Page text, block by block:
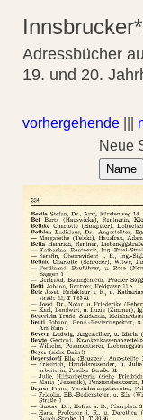
Adressbücher
19. und 20.
vorhergehende
Neue
Name